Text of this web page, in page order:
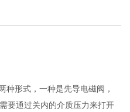
种形式，一种是先导电磁阀，
要通过关内的介质压力来打开